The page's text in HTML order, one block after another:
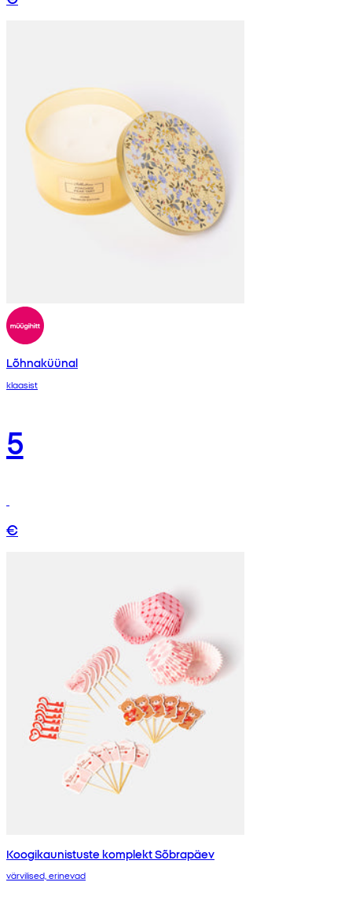
Lõhnaküünal
klaasist
5
€
Koogikaunistuste komplekt Sõbrapäev
värvilised, erinevad